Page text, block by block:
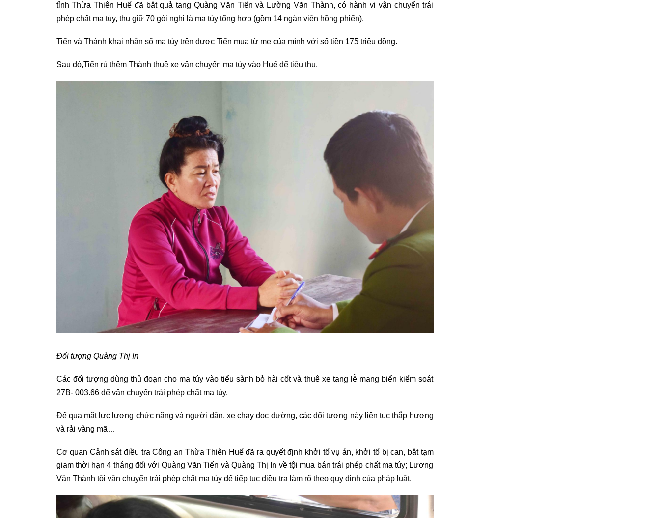
tỉnh Thừa Thiên Huế đã bắt quả tang Quàng Văn Tiến và Lường Văn Thành, có hành vi vận chuyển trái
phép chất ma túy, thu giữ 70 gói nghi là ma túy tổng hợp (gồm 14 ngàn viên hồng phiến).
Tiến và Thành khai nhận số ma túy trên được Tiến mua từ mẹ của mình với số tiền 175 triệu đồng.
Sau đó,Tiến rủ thêm Thành thuê xe vận chuyển ma túy vào Huế để tiêu thụ.
Đối tượng Quàng Thị In
Các đối tượng dùng thủ đoạn cho ma túy vào tiểu sành bỏ hài cốt và thuê xe tang lễ mang biển kiểm soát
27B- 003.66 để vận chuyển trái phép chất ma túy.
Để qua mặt lực lượng chức năng và người dân, xe chạy dọc đường, các đối tượng này liên tục thắp hương
và rải vàng mã…
Cơ quan Cảnh sát điều tra Công an Thừa Thiên Huế đã ra quyết định khởi tố vụ án, khởi tố bị can, bắt tạm
giam thời hạn 4 tháng đối với Quàng Văn Tiến và Quàng Thị In về tội mua bán trái phép chất ma túy; Lương
Văn Thành tội vận chuyển trái phép chất ma túy để tiếp tục điều tra làm rõ theo quy định của pháp luật.